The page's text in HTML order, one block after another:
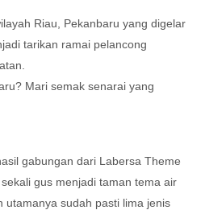
Riau, Pekanbaru yang digelar
tarikan ramai pelancong
Mari semak senarai yang
gabungan dari Labersa Theme
gus menjadi taman tema air
utamanya sudah pasti lima jenis